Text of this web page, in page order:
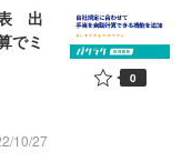
表 出
でミ
10/27
0